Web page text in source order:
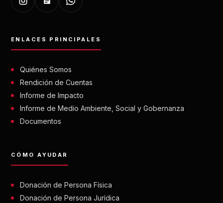
ENLACES PRINCIPALES
Quiénes Somos
Rendición de Cuentas
Informe de Impacto
Informe de Medio Ambiente, Social y Gobernanza
Documentos
CÓMO AYUDAR
Donación de Persona Física
Donación de Persona Jurídica